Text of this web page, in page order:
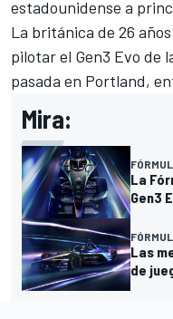
estadounidense a
La británica de 26
pilotar el Gen3 Evo de
pasada en Portland,
Mira:
La
Gen3
Las
de